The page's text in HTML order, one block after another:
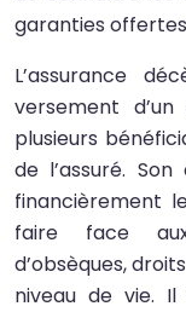
garanties
L’assurance
versement
plusieurs
de l’assuré.
financièrement
faire face
d’obsèques,
niveau de vie.